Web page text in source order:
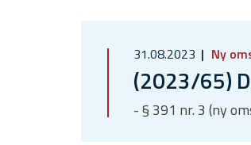
31.08.2023 Ny
(2023/65)
- § 391 nr. 3 (ny